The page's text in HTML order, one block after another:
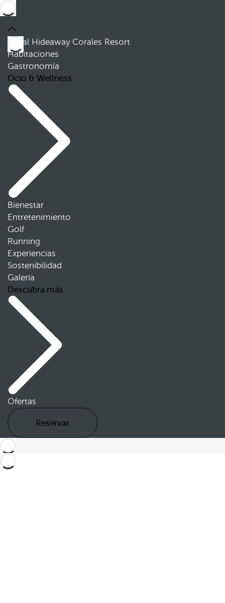
Royal Hideaway Corales Resort
Habitaciones
Gastronomía
Ocio & Wellness
Bienestar
Entretenimiento
Golf
Running
Experiencias
Sostenibilidad
Galería
Descubra más
Ofertas
Reservar